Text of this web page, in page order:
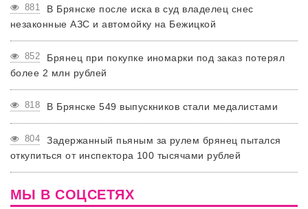
881
В Брянске после иска в суд владелец снес
незаконные АЗС и автомойку на Бежицкой
852
Брянец при покупке иномарки под заказ потерял
более 2 млн рублей
818 В Брянске 549 выпускников стали медалистами
804
Задержанный пьяным за рулем брянец пытался
откупиться от инспектора 100 тысячами рублей
МЫ В СОЦСЕТЯХ